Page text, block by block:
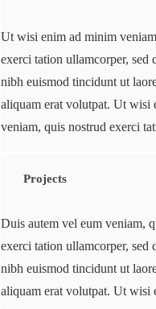
Ut wisi enim ad minim
exerci tation ullamcorper, sed
nibh euismod tincidunt ut
aliquam erat volutpat. Ut wisi
veniam, quis nostrud exerci
Projects
Duis autem vel eum veniam,
exerci tation ullamcorper, sed
nibh euismod tincidunt ut
aliquam erat volutpat. Ut wisi